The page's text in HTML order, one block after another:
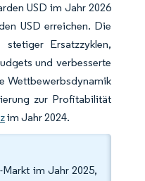
USD im Jahr 2026
USD erreichen. Die
Ersatzzyklen,
und verbesserte
Wettbewerbsdynamik
zur Profitabilität
im Jahr 2024.
im Jahr 2025,